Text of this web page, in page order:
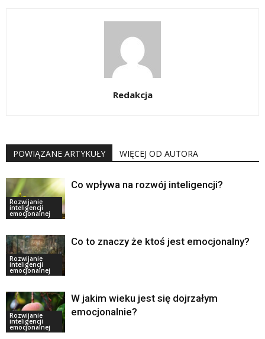
Redakcja
POWIĄZANE ARTYKUŁY WIĘCEJ OD AUTORA
Rozwijanie
inteligencji
emocjonalnej
Co wpływa na rozwój inteligencji?
Rozwijanie
inteligencji
emocjonalnej
Co to znaczy że ktoś jest emocjonalny?
Rozwijanie
inteligencji
emocjonalnej
W jakim wieku jest się dojrzałym
emocjonalnie?